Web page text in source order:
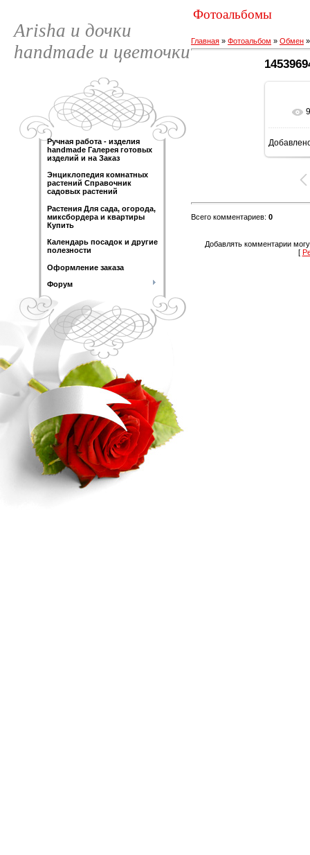
Arisha и дочки
handmade и цветочки
Ручная работа - изделия
handmade Галерея готовых
изделий и на Заказ
Энциклопедия комнатных
растений Справочник
садовых растений
Растения Для сада, огорода,
миксбордера и квартиры
Купить
Календарь посадок и другие
полезности
Оформление заказа
Форум
Фотоальбомы
Главная » Фотоальбом » Обмен
Всего комментариев: 0
Добавлять комментарии
[